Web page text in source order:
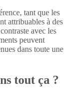
tant que les
attribuables à des
avec les
peuvent
dans toute une
tout ça ?